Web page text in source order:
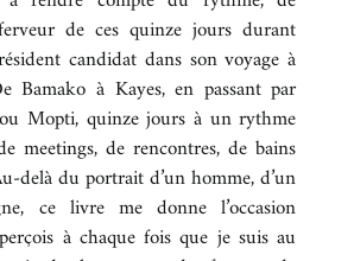
de ces quinze jours durant
candidat dans son voyage à
Bamako à Kayes, en passant par
Mopti, quinze jours à un rythme
meetings, de rencontres, de bains
delà du portrait d’un homme, d’un
ce livre me donne l’occasion
à chaque fois que je suis au